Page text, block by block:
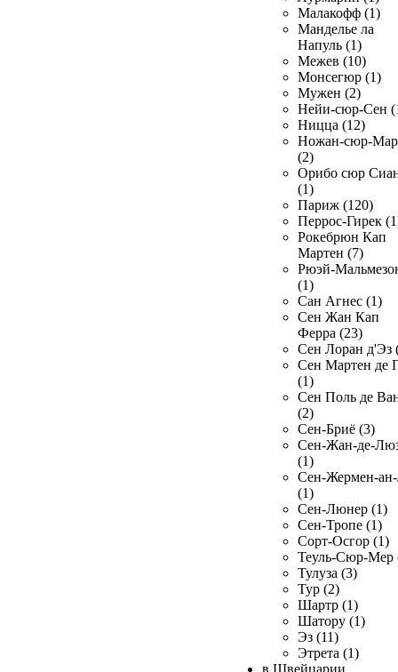
Малакофф (1)
Манделье ла
Напуль (1)
Межев (10)
Монсегюр (1)
Мужен (2)
Нейи-сюр-Сен
Ницца (12)
Ножан-сюр-
(2)
Орибо сюр
(1)
Париж (120)
Перрос-Гирек
Рокебрюн Кап
Мартен (7)
Рюэй-
(1)
Сан Агнес (1)
Сен Жан Кап
Ферра (23)
Сен Лоран д'Эз
Сен Мартен де
(1)
Сен Поль де
(2)
Сен-Бриё (3)
Сен-Жан-де-
(1)
Сен-Жермен-
(1)
Сен-Люнер (1)
Сен-Тропе (1)
Сорт-Осгор (1)
Теуль-Сюр-Мер
Тулуза (3)
Тур (2)
Шартр (1)
Шатору (1)
Эз (11)
Этрета (1)
в Швейцарии